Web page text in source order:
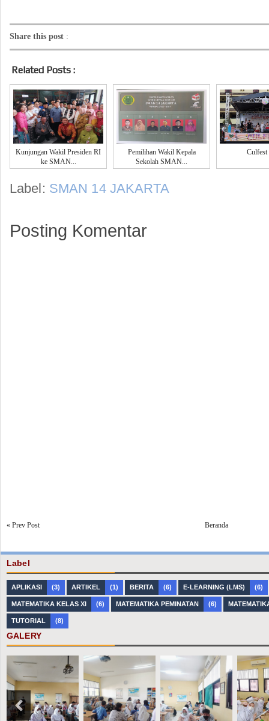
Share this post :
Related Posts :
Kunjungan Wakil Presiden RI
ke SMAN...
Pemilihan Wakil Kepala
Sekolah SMAN...
Culfest
Label: SMAN 14 JAKARTA
Posting Komentar
« Prev Post Beranda
Label
APLIKASI (3) ARTIKEL (1) BERITA (6) E-LEARNING (LMS) (6)
MATEMATIKA KELAS XI (6) MATEMATIKA PEMINATAN (6)
TUTORIAL (8)
GALERY